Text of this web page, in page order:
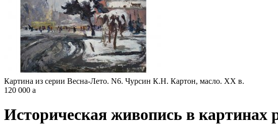
Картина из серии Весна-Лето. N6. Чурсин К.Н. Картон, масло. XX в.
120 000 a
Историческая живопись в картинах